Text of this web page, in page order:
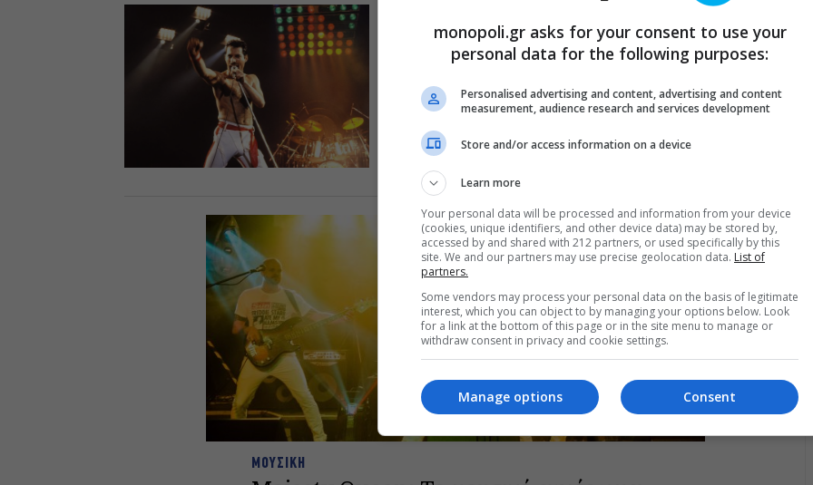
30 χρόνια χωρίς τον Freddie Mercury: 10
πράγματα που δεν ξέρατε για την ταραχώδη
ζωή του
άνθρωπος που μάς έμαθε τι σημαίνει να είσαι rock star.
24.11.2021
ΜΟΥΣΙΚΗ
monopoli.gr asks for your consent to use your
personal data for the following purposes:
Personalised advertising and content, advertising and content
measurement, audience research and services development
Store and/or access information on a device
Learn more
Your personal data will be processed and information from your device
(cookies, unique identifiers, and other device data) may be stored by,
accessed by and shared with 212 partners, or used specifically by this
site. We and our partners may use precise geolocation data. List of
partners.
Some vendors may process your personal data on the basis of legitimate
interest, which you can object to by managing your options below. Look
for a link at the bottom of this page or in the site menu to manage or
withdraw consent in privacy and cookie settings.
Consent
Manage options